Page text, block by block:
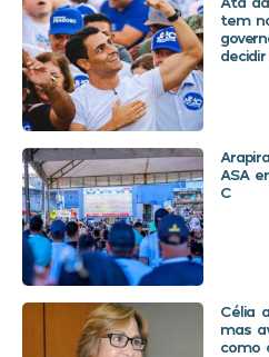
tem
ASA
C
Célia
mas
como